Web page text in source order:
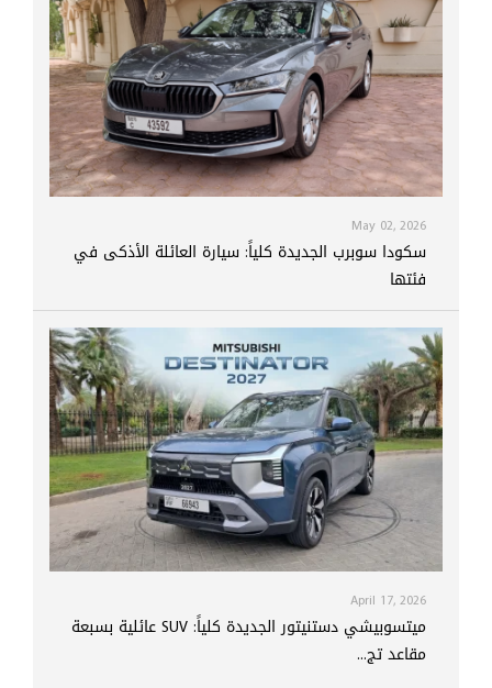
May 02, 2026
سكودا سوبرب الجديدة كلياً: سيارة العائلة الأذكى في
فئتها
April 17, 2026
ميتسوبيشي دستنيتور الجديدة كلياً: SUV عائلية بسبعة
مقاعد تج...